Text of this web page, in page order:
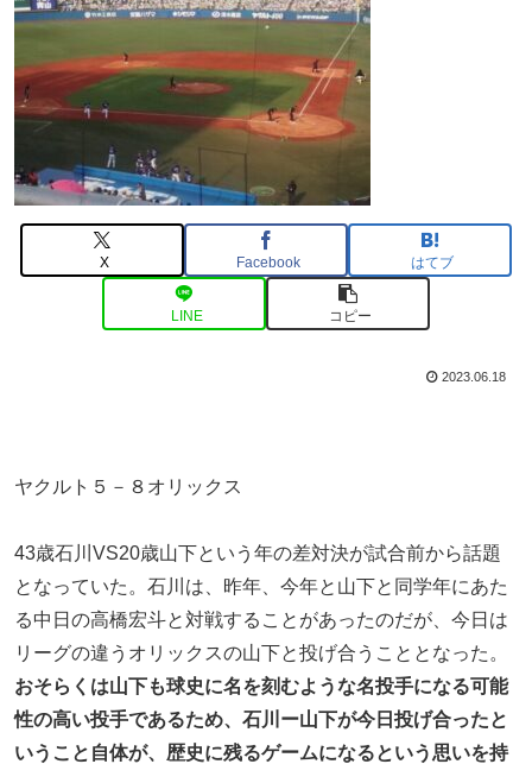
X Facebook はてブ
LINE コピー
2023.06.18
ヤクルト５－８オリックス
43歳石川VS20歳山下という年の差対決が試合前から話題
となっていた。石川は、昨年、今年と山下と同学年にあた
る中日の高橋宏斗と対戦することがあったのだが、今日は
リーグの違うオリックスの山下と投げ合うこととなった。
おそらくは山下も球史に名を刻むような名投手になる可能
性の高い投手であるため、石川ー山下が今日投げ合ったと
いうこと自体が、歴史に残るゲームになるという思いを持